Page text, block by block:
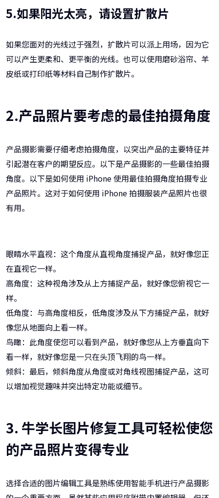
5.如果阳光太亮，请设置扩散片
如果您面对的光线过于强烈，扩散片可以派上用场，因为它
可以产生更柔和、更平衡的光线。也可以使用磨砂浴帘、羊
皮纸或打印纸等材料自己制作扩散片。
2.产品照片要考虑的最佳拍摄角度
产品摄影需要仔细考虑拍摄角度，以突出产品的主要特征并
引起潜在客户的期望反应。以下是产品摄影的一些最佳拍摄
角度。以下是如何使用 iPhone 使用最佳拍摄角度拍摄专业
产品照片。这对于如何使用 iPhone 拍摄服装产品照片也很
有用。
眼睛水平直视：这个角度从直视角度捕捉产品，就好像您正
在直视它一样。
高角度：这种视角涉及从上方捕捉产品，就好像您俯视它一
样。
低角度：与高角度相反，低角度涉及从下方捕捉产品，就好
像您从地面向上看一样。
鸟瞰：此角度使您可以看到产品，就好像您从上方垂直向下
看一样，就好像您是一只在头顶飞翔的鸟一样。
倾斜：最后，倾斜角度从角度或对角线视图捕捉产品，这可
以增加视觉趣味并突出特定功能或细节。
3. 牛学长图片修复工具可轻松使您
的产品照片变得专业
选择合适的图片编辑工具是熟练使用智能手机进行产品摄影